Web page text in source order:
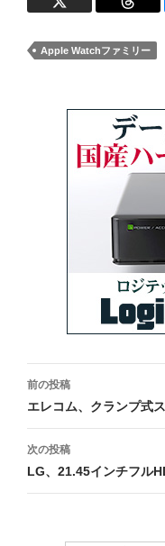
Apple Watchファミリー
投
稿
ナ
ビ
前の投稿
エレコム、クランプ式
次の投稿
LG、21.45インチフル